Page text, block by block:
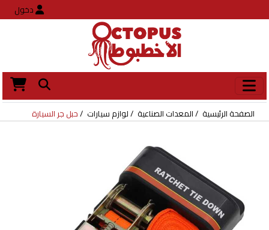
دخول
الصفحة الرئيسية المعدات الصناعية لوازم سيارات حبل جر السيارة